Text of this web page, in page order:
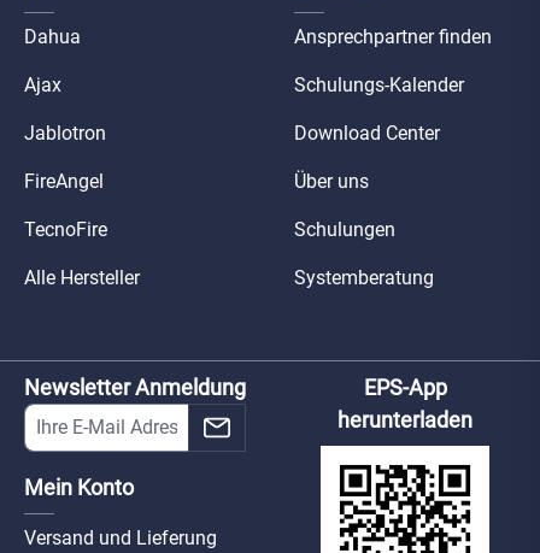
Dahua
Ajax
Jablotron
FireAngel
TecnoFire
Alle Hersteller
Ansprechpartner finden
Schulungs-Kalender
Download Center
Über uns
Schulungen
Systemberatung
Newsletter Anmeldung
Mein Konto
Versand und Lieferung
EPS-App
herunterladen